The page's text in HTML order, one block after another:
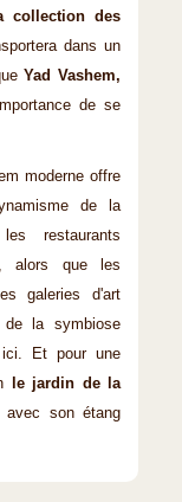
collection des
dans un
Yad Vashem,
de se
moderne offre
de la
restaurants
alors que les
galeries d'art
de la symbiose
ici. Et pour une
le jardin de la
avec son étang